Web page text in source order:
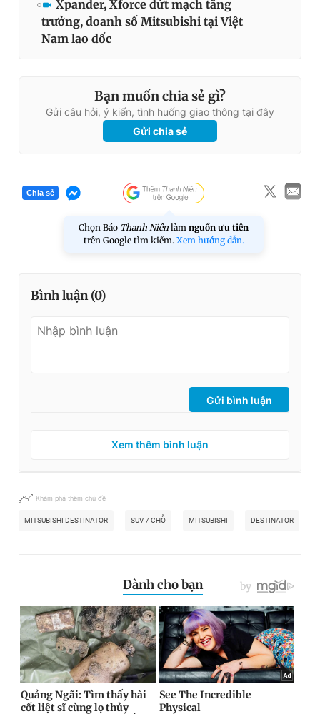
Xpander, Xforce đứt mạch tăng
trưởng, doanh số Mitsubishi tại Việt
Nam lao dốc
Bạn muốn chia sẻ gì?
Gửi câu hỏi, ý kiến, tình huống giao thông tại đây
Gửi chia sẻ
Chia sẻ
Chọn Báo Thanh Niên làm nguồn ưu tiên
trên Google tìm kiếm. Xem hướng dẫn.
Bình luận (0)
Gửi bình luận
Xem thêm bình luận
Khám phá thêm chủ đề
MITSUBISHI DESTINATOR SUV 7 CHỖ MITSUBISHI DESTINATOR